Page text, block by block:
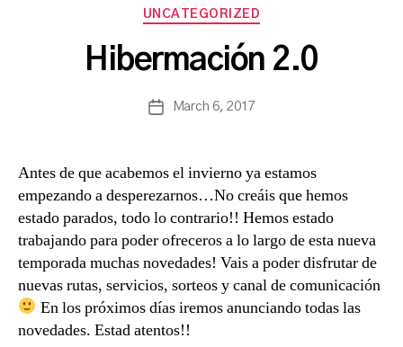
Categories
UNCATEGORIZED
Hibermación 2.0
Post
B
y
a
s
n
PostMarch 6, 2017
Antes de que acabemos el invierno ya estamos
empezando a desperezarnos…No creáis que hemos
estado parados, todo lo contrario!! Hemos estado
trabajando para poder ofreceros a lo largo de esta nueva
temporada muchas novedades! Vais a poder disfrutar de
nuevas rutas, servicios, sorteos y canal de comunicación
En los próximos días iremos anunciando todas las
novedades. Estad atentos!!